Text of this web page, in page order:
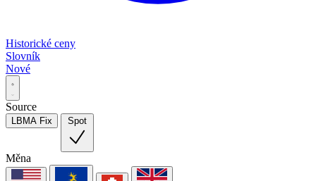
Historické ceny
Slovník
Nové
Source
LBMA Fix Spot
Měna